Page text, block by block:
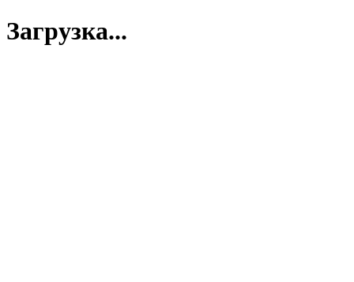
Загрузка...